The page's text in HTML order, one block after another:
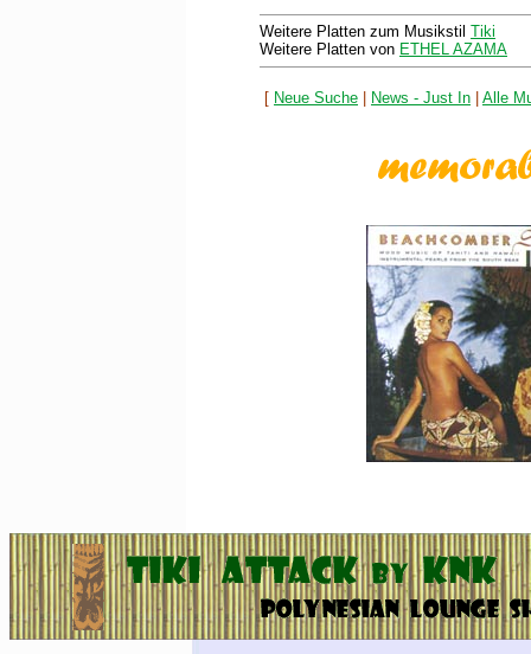
Weitere Platten zum Musikstil Tiki
Weitere Platten von ETHEL AZAMA
[ Neue Suche News - Just In Alle